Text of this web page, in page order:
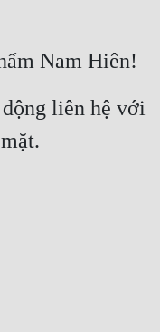
Nam Hiên!
liên hệ với